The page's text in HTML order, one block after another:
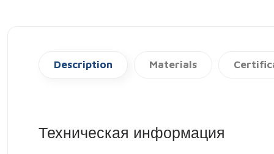
Description Materials
Техническая информация